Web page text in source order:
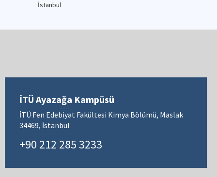
İstanbul
İTÜ Ayazağa Kampüsü
İTÜ Fen Edebiyat Fakültesi Kimya Bölümü, Maslak
34469, İstanbul
+90 212 285 3233